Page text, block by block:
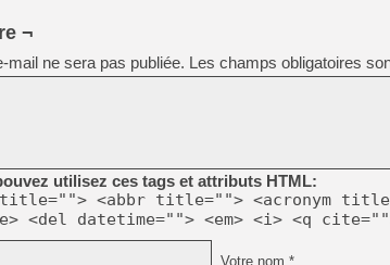
¬
mail ne sera pas publiée. Les champs obligatoires
utilisez ces tags et attributs HTML:
<abbr title=""> <acronym
<del datetime=""> <em> <i> <q
Votre nom *